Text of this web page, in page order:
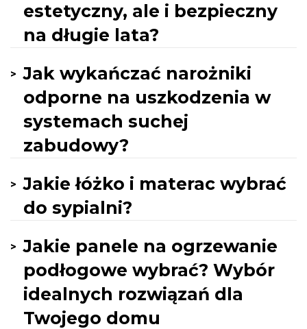
estetyczny, ale i bezpieczny
na długie lata?
Jak wykańczać narożniki
odporne na uszkodzenia w
systemach suchej
zabudowy?
Jakie łóżko i materac wybrać
do sypialni?
Jakie panele na ogrzewanie
podłogowe wybrać? Wybór
idealnych rozwiązań dla
Twojego domu